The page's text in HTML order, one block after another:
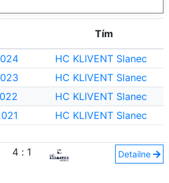
Tím
HC KLIVENT Slanec
HC KLIVENT Slanec
HC KLIVENT Slanec
HC KLIVENT Slanec
4 : 1 Detailne